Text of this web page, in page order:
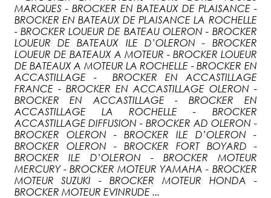
MARQUES - BROCKER EN BATEAUX DE PLAISANCE -
BROCKER EN BATEAUX DE PLAISANCE LA ROCHELLE
- BROCKER LOUEUR DE BATEAU OLERON - BROCKER
LOUEUR DE BATEAUX ILE D’OLERON - BROCKER
LOUEUR DE BATEAUX A MOTEUR - BROCKER LOUEUR
DE BATEAUX A MOTEUR LA ROCHELLE - BROCKER EN
ACCASTILLAGE - BROCKER EN ACCASTILLAGE
FRANCE - BROCKER EN ACCASTILLAGE OLERON -
BROCKER EN ACCASTILLAGE - BROCKER EN
ACCASTILLAGE LA ROCHELLE - BROCKER
ACCASTILLAGE DIFFUSION - BROCKER AD OLERON -
BROCKER OLERON - BROCKER ILE D’OLERON -
BROCKER OLERON - BROCKER FORT BOYARD -
BROCKER ILE D’OLERON - BROCKER MOTEUR
MERCURY - BROCKER MOTEUR YAMAHA - BROCKER
MOTEUR SUZUKI - BROCKER MOTEUR HONDA -
BROCKER MOTEUR EVINRUDE ...